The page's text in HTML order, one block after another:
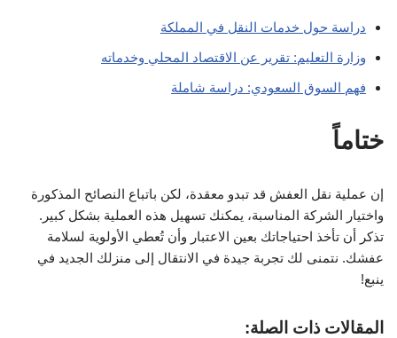
دراسة حول خدمات النقل في المملكة
وزارة التعليم: تقرير عن الاقتصاد المحلي وخدماته
فهم السوق السعودي: دراسة شاملة
ختاماً
إن عملية نقل العفش قد تبدو معقدة، لكن باتباع النصائح المذكورة
واختيار الشركة المناسبة، يمكنك تسهيل هذه العملية بشكل كبير.
تذكر أن تأخذ احتياجاتك بعين الاعتبار وأن تُعطي الأولوية لسلامة
عفشك. نتمنى لك تجربة جيدة في الانتقال إلى منزلك الجديد في
ينبع!
المقالات ذات الصلة: